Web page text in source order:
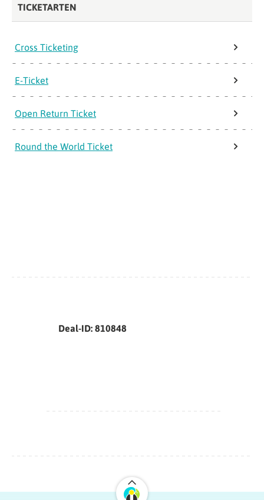
TICKETARTEN
Cross Ticketing
E-Ticket
Open Return Ticket
Round the World Ticket
Deal-ID: 810848